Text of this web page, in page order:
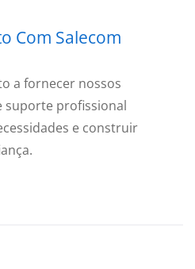
Com Salecom
a fornecer nossos
suporte profissional
e construir